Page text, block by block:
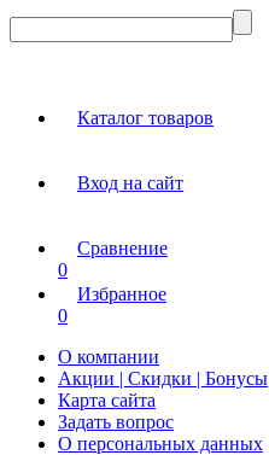
Каталог товаров
Вход на сайт
Сравнение
0
Избранное
0
О компании
Акции | Скидки | Бонусы
Карта сайта
Задать вопрос
О персональных данных